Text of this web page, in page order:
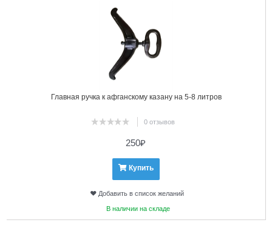
Главная ручка к афганскому казану на 5-8 литров
0 отзывов
250₽
Купить
Добавить в список желаний
В наличии на складе